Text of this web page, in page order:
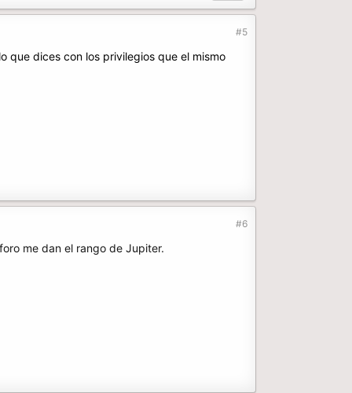
#5
que dices con los privilegios que el mismo
#6
me dan el rango de Jupiter.